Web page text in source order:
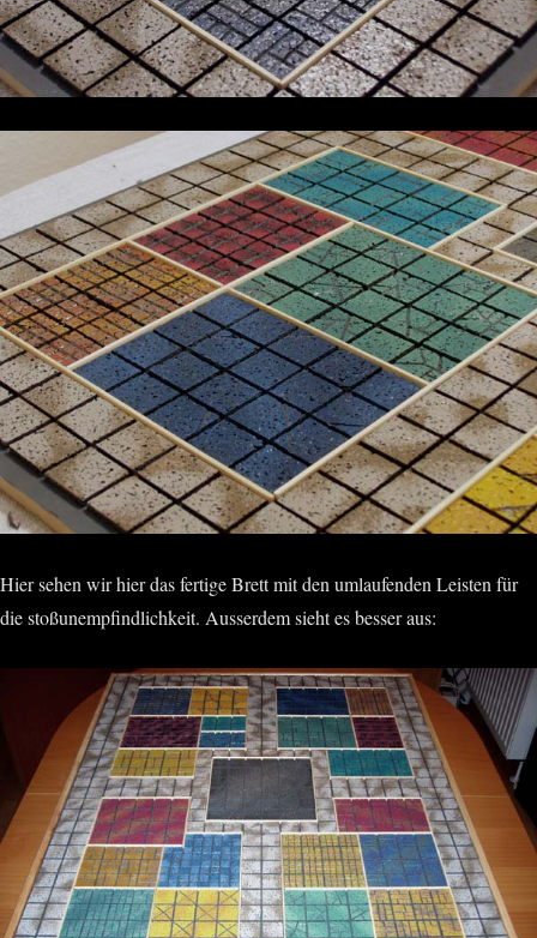
Hier sehen wir hier das fertige Brett mit den umlaufenden Leisten für
die stoßunempfindlichkeit. Ausserdem sieht es besser aus: